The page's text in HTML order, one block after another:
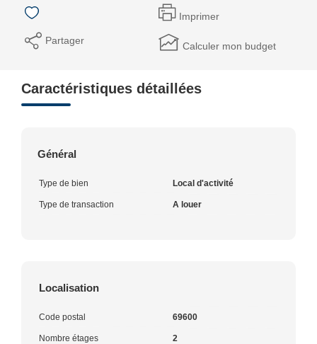
Imprimer
Partager Calculer mon budget
Caractéristiques détaillées
Général
Type de bien Local d'activité
Type de transaction A louer
Localisation
Code postal 69600
Nombre étages 2